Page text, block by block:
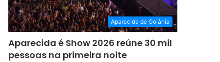
Aparecida de Goiânia
Aparecida é Show 2026 reúne 30 mil
pessoas na primeira noite